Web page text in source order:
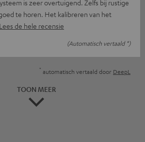
is zeer overtuigend. Zelfs bij rustige
te horen. Het kalibreren van het
Lees de hele recensie
(Automatisch vertaald *)
* automatisch vertaald door DeepL
TOON MEER